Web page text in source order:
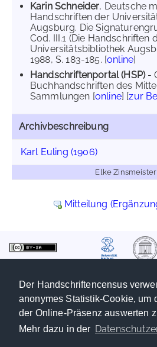
Der Handschriftencensus
anonymes Statistik-Cookie, um
der Online-Präsenz auswerten
Mehr dazu in der
Karin Schneider, Deutsche
Handschriften der
Augsburg. Die
Cod. III.1 (Die Handschriften
Universitätsbibliothek
1988, S. 183-185. [online]
Handschriftenportal (HSP)-
Buchhandschriften des
Sammlungen [online] [zur
Archivbeschreibung
Karl Euling (1906)
Elke
Mitteilung